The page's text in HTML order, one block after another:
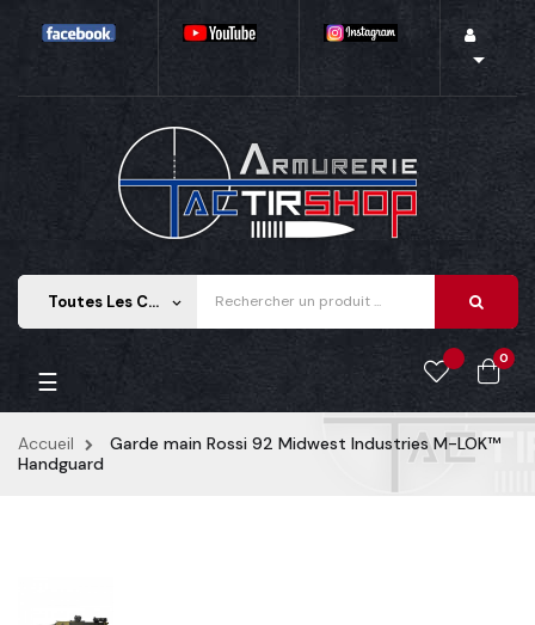

Toutes Les Catégories keyboard_arrow_down
0
Basculer la navigation
☰
Accueil
Garde main Rossi 92 Midwest Industries M-LOK™
Handguard